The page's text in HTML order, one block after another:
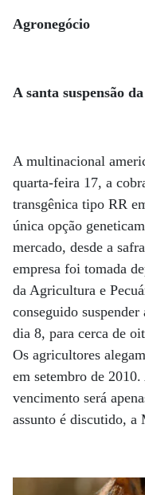
Agronegócio
A santa suspensão
A multinacional
quarta-feira 17, a
transgênica tipo RR
única opção
mercado, desde a
empresa foi tomada
da Agricultura e
conseguido
dia 8, para cerca de
Os agricultores
em setembro de
vencimento será
assunto é discutido, a